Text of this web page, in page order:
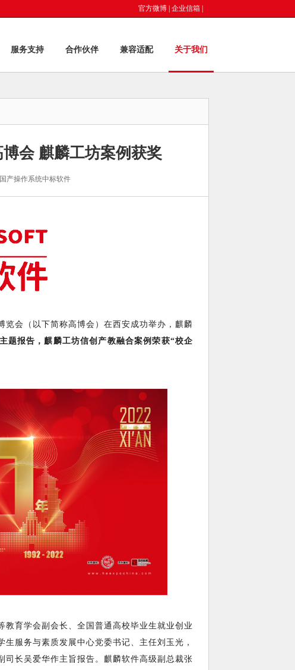
官方微博 企业信箱
服务支持 合作伙伴 兼容适配 关于我们
会 麒麟工坊案例获奖
国产操作系统中标软件
会（以下简称高博会）在西安成功举办，麒麟
题报告，麒麟工坊信创产教融合案例荣获“校企
育学会副会长、全国普通高校毕业生就业创业
服务与素质发展中心党委书记、主任刘玉光，
司长吴爱华作主旨报告。麒麟软件高级副总裁张